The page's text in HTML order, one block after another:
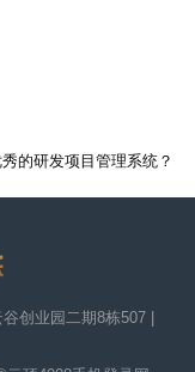
的研发项目管理系统？
创业园二期8栋507 |